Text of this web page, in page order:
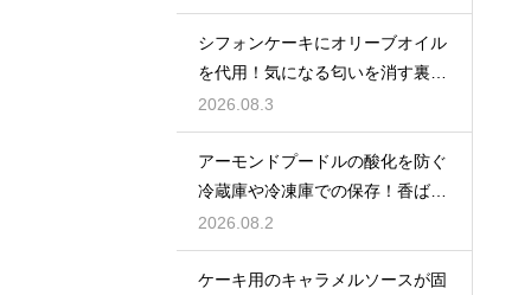
シフォンケーキにオリーブオイル
を代用！気になる匂いを消す裏ワ
ザ
2026.08.3
アーモンドプードルの酸化を防ぐ
冷蔵庫や冷凍庫での保存！香ばし
い風味を保ってお菓子を美味しく
する
2026.08.2
ケーキ用のキャラメルソースが固